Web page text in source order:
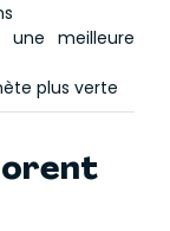
meilleure
plus verte